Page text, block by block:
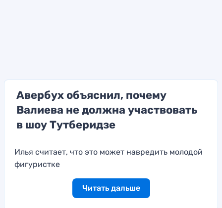
Авербух объяснил, почему
Валиева не должна участвовать
в шоу Тутберидзе
Илья считает, что это может навредить молодой
фигуристке
Читать дальше